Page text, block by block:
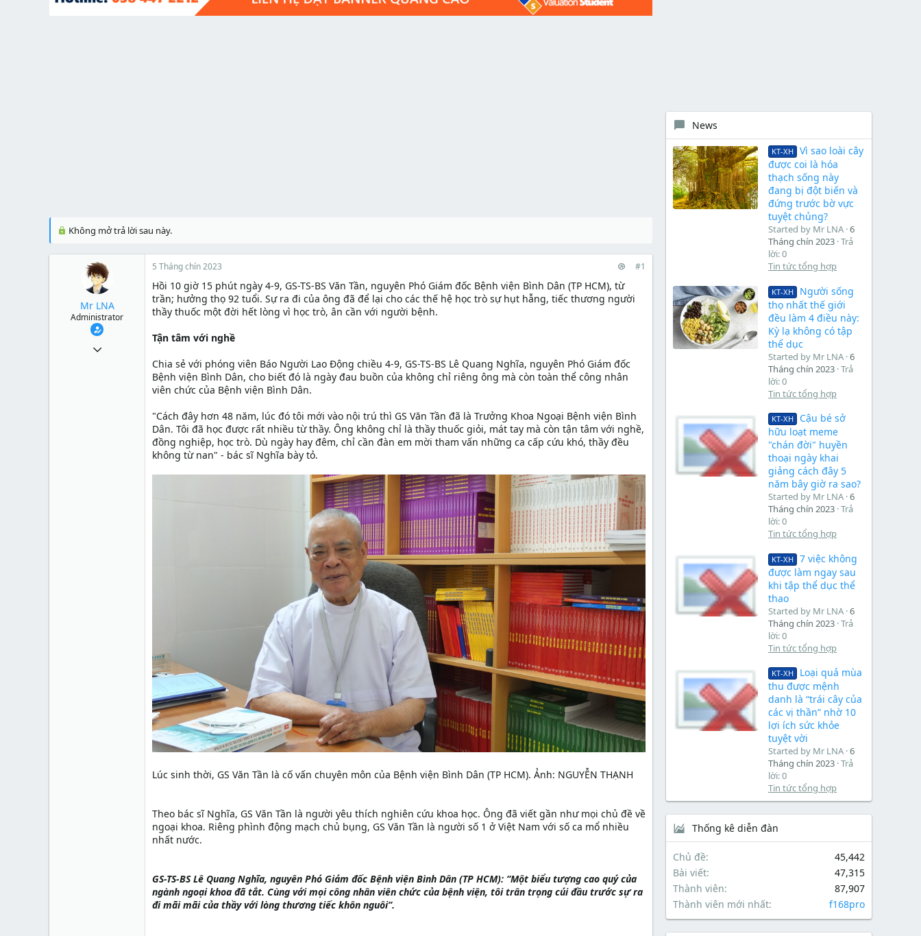
t
Không mở trả lời sau này.
Mr LNA
Administrator
5 Tháng chín 2023 #1
Hồi 10 giờ 15 phút ngày 4-9, GS-TS-BS Văn Tần, nguyên Phó Giám đốc Bệnh viện Bình Dân (TP HCM), từ
trần; hưởng thọ 92 tuổi. Sự ra đi của ông đã để lại cho các thế hệ học trò sự hụt hẫng, tiếc thương người
thầy thuốc một đời hết lòng vì học trò, ân cần với người bệnh.
Tận tâm với nghề
Chia sẻ với phóng viên Báo Người Lao Động chiều 4-9, GS-TS-BS Lê Quang Nghĩa, nguyên Phó Giám đốc
Bệnh viện Bình Dân, cho biết đó là ngày đau buồn của không chỉ riêng ông mà còn toàn thể công nhân
viên chức của Bệnh viện Bình Dân.
"Cách đây hơn 48 năm, lúc đó tôi mới vào nội trú thì GS Văn Tần đã là Trưởng Khoa Ngoại Bệnh viện Bình
Dân. Tôi đã học được rất nhiều từ thầy. Ông không chỉ là thầy thuốc giỏi, mát tay mà còn tận tâm với nghề,
đồng nghiệp, học trò. Dù ngày hay đêm, chỉ cần đàn em mời tham vấn những ca cấp cứu khó, thầy đều
không từ nan" - bác sĩ Nghĩa bày tỏ.
Lúc sinh thời, GS Văn Tần là cố vấn chuyên môn của Bệnh viện Bình Dân (TP HCM). Ảnh: NGUYỄN THẠNH
Theo bác sĩ Nghĩa, GS Văn Tần là người yêu thích nghiên cứu khoa học. Ông đã viết gần như mọi chủ đề về
ngoại khoa. Riêng phình động mạch chủ bụng, GS Văn Tần là người số 1 ở Việt Nam với số ca mổ nhiều
nhất nước.
GS-TS-BS Lê Quang Nghĩa, nguyên Phó Giám đốc Bệnh viện Bình Dân (TP HCM): “Một biểu tượng cao quý của
ngành ngoại khoa đã tắt. Cùng với mọi công nhân viên chức của bệnh viện, tôi trân trọng cúi đầu trước sự ra
đi mãi mãi của thầy với lòng thương tiếc khôn nguôi”.
News
KT-XH
Vì sao loài cây
được coi là hóa
thạch sống này
đang bị đột biến và
đứng trước bờ vực
tuyệt chủng?
Started by Mr LNA 6
Tháng chín 2023 Trả
lời: 0
Tin tức tổng hợp
KT-XH
Người sống
thọ nhất thế giới
đều làm 4 điều này:
Kỳ lạ không có tập
thể dục
Started by Mr LNA 6
Tháng chín 2023 Trả
lời: 0
Tin tức tổng hợp
KT-XH
Cậu bé sở
hữu loạt meme
"chán đời" huyền
thoại ngày khai
giảng cách đây 5
năm bây giờ ra sao?
Started by Mr LNA 6
Tháng chín 2023 Trả
lời: 0
Tin tức tổng hợp
KT-XH
7 việc không
được làm ngay sau
khi tập thể dục thể
thao
Started by Mr LNA 6
Tháng chín 2023 Trả
lời: 0
Tin tức tổng hợp
KT-XH
Loại quả mùa
thu được mệnh
danh là “trái cây của
các vị thần” nhờ 10
lợi ích sức khỏe
tuyệt vời
Started by Mr LNA 6
Tháng chín 2023 Trả
lời: 0
Tin tức tổng hợp
Thống kê diễn đàn
Chủ đề
45,442
Bài viết
47,315
Thành viên
87,907
Thành viên mới nhất
f168pro